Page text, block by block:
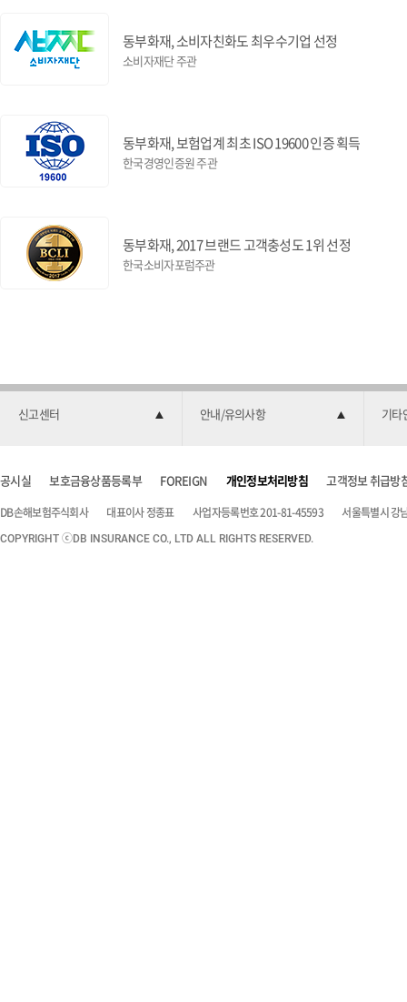
동부화재, 소비자친화도 최우수기업 선정
소비자재단 주관
동부화재, 보험업계 최초 ISO 19600 인증 획득
한국경영인증원 주관
동부화재, 2017 브랜드 고객충성도 1위 선정
한국소비자포럼주관
신고센터 안내/유의사항 기타
공시실 보호금융상품등록부 FOREIGN 개인정보처리방침 고객정보 취급방
DB손해보험주식회사 대표이사 정종표 사업자등록번호 201-81-45593 서울특별시 강
COPYRIGHT ⓒDB INSURANCE CO., LTD ALL RIGHTS RESERVED.